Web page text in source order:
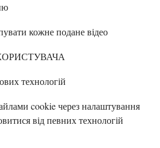
кожне подане відео
технологій
cookie через налаштування
від певних технологій